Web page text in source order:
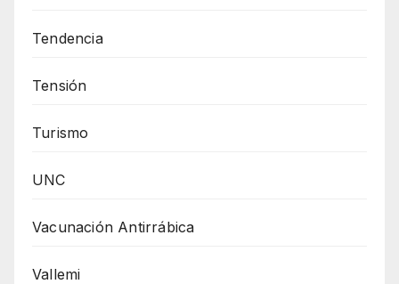
Tendencia
Tensión
Turismo
UNC
Vacunación Antirrábica
Vallemi